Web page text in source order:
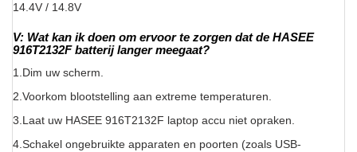
14.4V / 14.8V
V: Wat kan ik doen om ervoor te zorgen dat de HASEE
916T2132F batterij langer meegaat?
1.Dim uw scherm.
2.Voorkom blootstelling aan extreme temperaturen.
3.Laat uw HASEE 916T2132F laptop accu niet opraken.
4.Schakel ongebruikte apparaten en poorten (zoals USB-